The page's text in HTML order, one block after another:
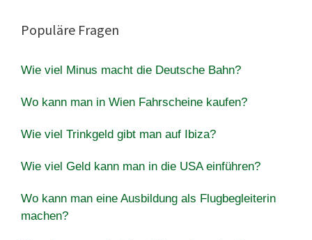
Populäre Fragen
Wie viel Minus macht die Deutsche Bahn?
Wo kann man in Wien Fahrscheine kaufen?
Wie viel Trinkgeld gibt man auf Ibiza?
Wie viel Geld kann man in die USA einführen?
Wo kann man eine Ausbildung als Flugbegleiterin
machen?